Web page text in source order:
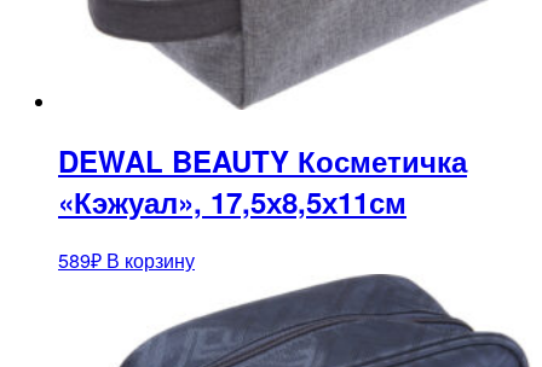
DEWAL BEAUTY Косметичка
«Кэжуал», 17,5х8,5х11см
589₽ В корзину